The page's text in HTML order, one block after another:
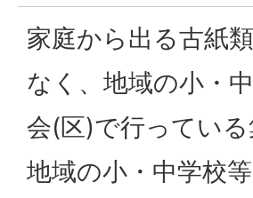
家庭から出る古紙
なく、地域の小・
会(区)で行ってい
地域の小・中学校